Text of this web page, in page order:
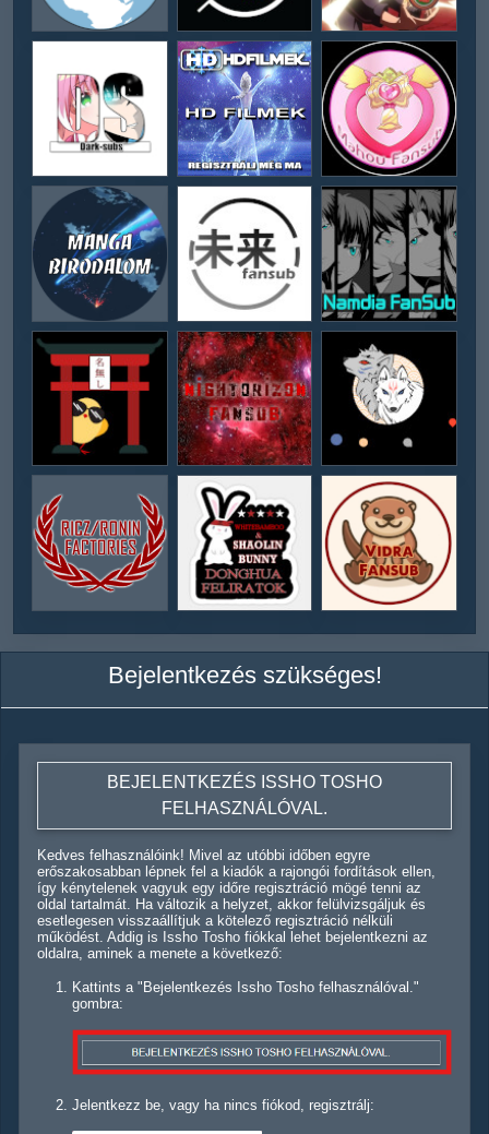
Bejelentkezés szükséges!
BEJELENTKEZÉS ISSHO TOSHO
FELHASZNÁLÓVAL.
Kedves felhasználóink! Mivel az utóbbi időben egyre
erőszakosabban lépnek fel a kiadók a rajongói fordítások ellen,
így kénytelenek vagyuk egy időre regisztráció mögé tenni az
oldal tartalmát. Ha változik a helyzet, akkor felülvizsgáljuk és
esetlegesen visszaállítjuk a kötelező regisztráció nélküli
működést. Addig is Issho Tosho fiókkal lehet bejelentkezni az
oldalra, aminek a menete a következő:
Kattints a "Bejelentkezés Issho Tosho felhasználóval."
gombra:
Jelentkezz be, vagy ha nincs fiókod, regisztrálj: